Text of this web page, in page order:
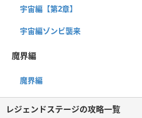
宇宙編【第2章】
宇宙編ゾンビ襲来
魔界編
魔界編
レジェンドステージの攻略一覧